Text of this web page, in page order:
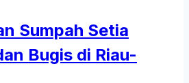
Sumpah Setia
Bugis di Riau-